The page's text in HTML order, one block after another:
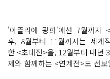
'아뜰리에 광화'에선 7월까지
후, 8월부터 11월까지는 세계
한 <초대전>을, 12월부터 내년
제와 함께하는 <연계전>도 선